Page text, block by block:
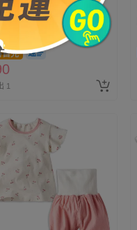
honpo - 短袖家居
肚圍 愛心-紫色
售完
1